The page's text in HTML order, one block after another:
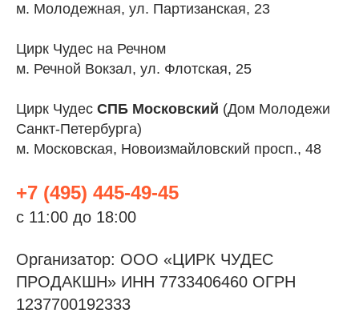
м. Молодежная, ул. Партизанская, 23
Цирк Чудес на Речном
м. Речной Вокзал, ул. Флотская, 25
Цирк Чудес СПБ Московский (Дом Молодежи
Санкт-Петербурга)
м. Московская, Новоизмайловский просп., 48
+7 (495) 445-49-45
с 11:00 до 18:00
Организатор: ООО «ЦИРК ЧУДЕС
ПРОДАКШН» ИНН 7733406460 ОГРН
1237700192333